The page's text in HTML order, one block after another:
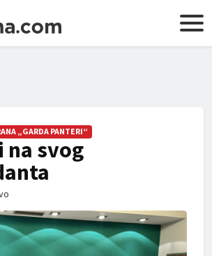
„GARDA PANTERI“
na svog